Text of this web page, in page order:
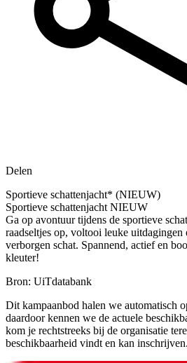
Delen
Sportieve schattenjacht* (NIEUW)
Sportieve schattenjacht NIEUW
Ga op avontuur tijdens de sportieve
raadseltjes op, voltooi leuke uitdagingen
verborgen schat. Spannend, actief en
kleuter!
Bron: UiTdatabank
Dit kampaanbod halen we automatisch
daardoor kennen we de actuele
kom je rechtstreeks bij de organisatie
beschikbaarheid vindt en kan inschrijven.